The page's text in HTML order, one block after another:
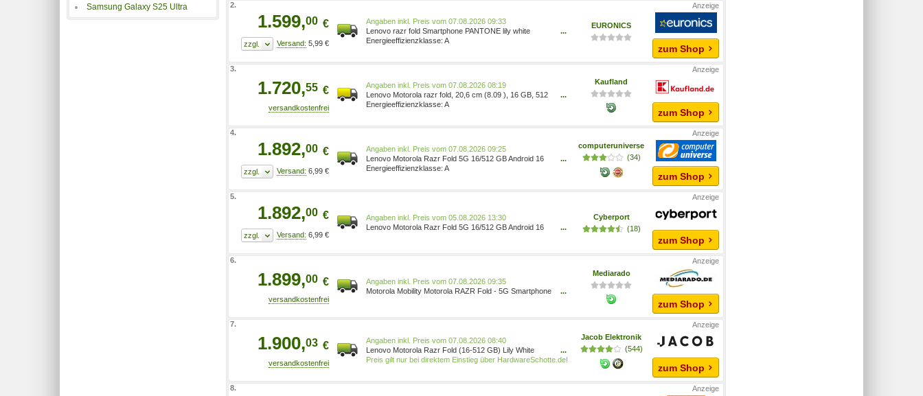
Samsung Galaxy S25 Ultra
2.
1.599,00 €
5,99 €
Preis vom 07.08.2026 09:33
Lenovo razr fold Smartphone PANTONE lily white
PBAX0006SE
...
A
EURONICS
zum Shop
3.
1.720,55 €
Preis vom 07.08.2026 08:19
Lenovo Motorola razr fold, 20,6 cm (8.09 ), 16 GB, 512
GB, 50 MP, Android 16.0, Weiß PBAX0006SE
...
A
Kaufland
zum Shop
4.
1.892,00 €
6,99 €
Preis vom 07.08.2026 09:25
Lenovo Motorola Razr Fold 5G 16/512 GB Android 16
Dual SIM Smartphone Lily White PBAX0006SE
...
A
computeruniverse
(34)
zum Shop
5.
1.892,00 €
6,99 €
Preis vom 05.08.2026 13:30
Lenovo Motorola Razr Fold 5G 16/512 GB Android 16
...
Cyberport
(18)
zum Shop
6.
1.899,00 €
Preis vom 07.08.2026 09:35
Motorola Mobility Motorola RAZR Fold - 5G Smartphone
...
Mediarado
zum Shop
7.
1.900,03 €
Preis vom 07.08.2026 08:40
Lenovo Motorola Razr Fold (16-512 GB) Lily White
(PBAX0006SE)
...
Preis gilt nur bei direktem Einstieg über HardwareSchotte.de!
Jacob Elektronik
(544)
zum Shop
8.